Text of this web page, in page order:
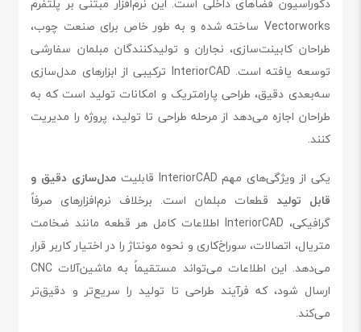
Vectorworks ساخته شده و به طور خاص برای صنعت چوب،
طراحان کابینت‌سازی، نجاران و تولیدکنندگان مبلمان سفارشی
توسعه یافته است. InteriorCAD ترکیبی از ابزارهای مدل‌سازی
سه‌بعدی دقیق، طراحی پارامتریک و امکانات تولید است که به
طراحان اجازه می‌دهد از مرحله طراحی تا تولید، پروژه را مدیریت
کنند.
یکی از ویژگی‌های مهم InteriorCAD قابلیت
مدل‌سازی دقیق و
قابل تولید قطعات مبلمان است. برخلاف نرم‌افزارهای صرفاً
گرافیکی، InteriorCAD اطلاعات کامل هر قطعه مانند ضخامت
متریال، اتصالات، سوراخ‌کاری و نحوه مونتاژ را در اختیار کاربر قرار
می‌دهد. این اطلاعات می‌تواند مستقیماً به ماشین‌آلات CNC
ارسال شود، که فرآیند طراحی تا تولید را سریع‌تر و دقیق‌تر
می‌کند.